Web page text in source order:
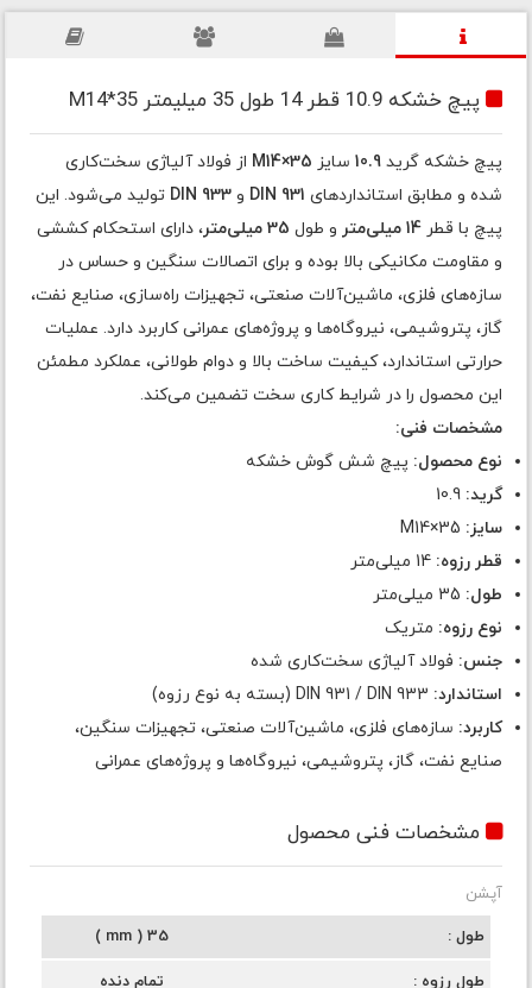
پیچ خشکه 10.9 قطر 14 طول 35 میلیمتر M14*35
پیچ خشکه گرید10.9 سایز M14×35 از فولاد آلیاژی سخت‌کاری
شده و مطابق استانداردهای DIN 931 وDIN 933 تولید می‌شود. این
پیچ با قطر14 میلی‌متر و طول 35 میلی‌متر
، دارای استحکام کششی
و مقاومت مکانیکی بالا بوده و برای اتصالات سنگین و حساس در
سازه‌های فلزی، ماشین‌آلات صنعتی، تجهیزات راه‌سازی، صنایع نفت،
گاز، پتروشیمی، نیروگاه‌ها و پروژه‌های عمرانی کاربرد دارد. عملیات
حرارتی استاندارد، کیفیت ساخت بالا و دوام طولانی، عملکرد مطمئن
این محصول را در شرایط کاری سخت تضمین می‌کند.
مشخصات فنی:
نوع محصول: پیچ شش گوش خشکه
گرید: 10.9
سایز:
قطر رزوه: 14 میلی‌متر
طول:
نوع رزوه: متریک
جنس: فولاد آلیاژی سخت‌کاری شده
استاندارد:
کاربرد: سازه‌های فلزی، ماشین‌آلات صنعتی، تجهیزات سنگین،
صنایع نفت، گاز، پتروشیمی، نیروگاه‌ها و پروژه‌های عمرانی
مشخصات فنی محصول
آپشن
طول
35 ( mm )
طول رزوه تمام دنده